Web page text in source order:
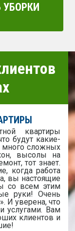
квартиры
будут какие-
много сложных
высолы на
тот знает.
когда работа
вы настоящие
со всем этим
руки! Очень
И уверена, что
услугами. Вам
клиентов и